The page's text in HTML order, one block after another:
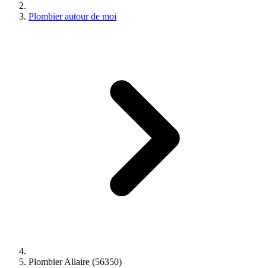
Plombier autour de moi
Plombier Allaire (56350)